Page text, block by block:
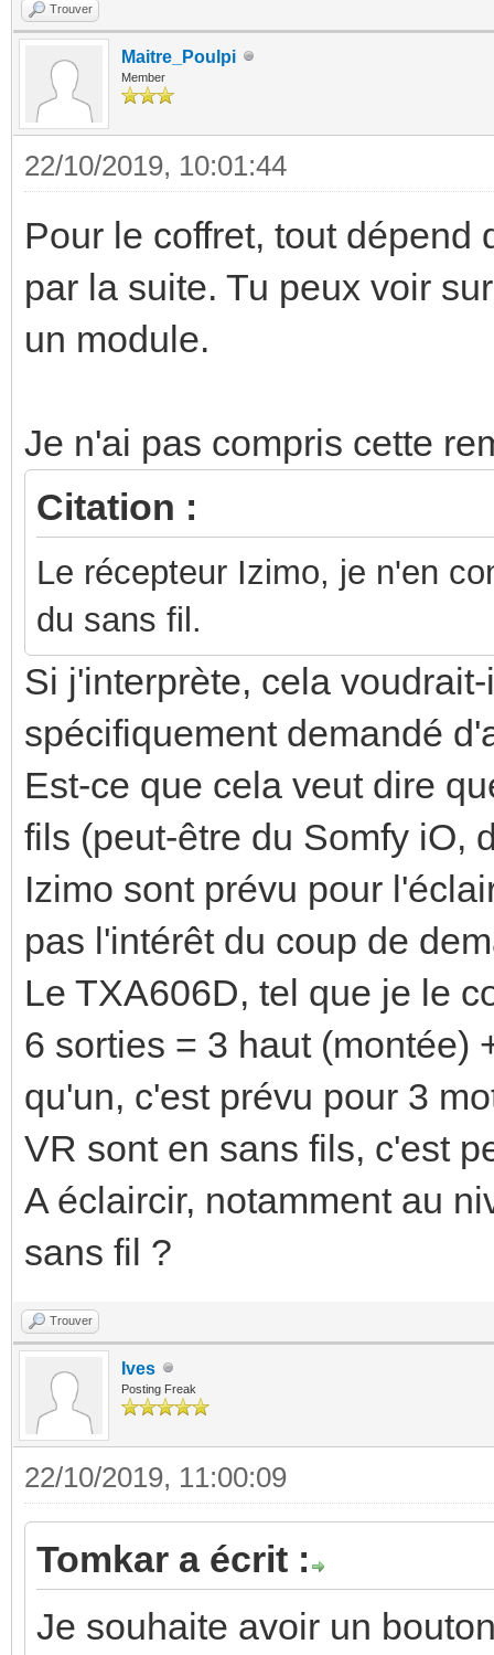
Trouver
Maitre_Poulpi
Member
22/10/2019, 10:01:44
Pour le coffret, tout dépend
par la suite. Tu peux voir
un module.
Je n'ai pas compris cette
Citation :
Le récepteur Izimo, je n'en
du sans fil.
Si j'interprète, cela
spécifiquement demandé
Est-ce que cela veut dire
fils (peut-être du Somfy iO,
Izimo sont prévu pour
pas l'intérêt du coup de
Le TXA606D, tel que je le
6 sorties = 3 haut (montée)
qu'un, c'est prévu pour 3
VR sont en sans fils, c'est
A éclaircir, notamment au
sans fil ?
Trouver
Ives
Posting Freak
22/10/2019, 11:00:09
Tomkar a écrit :
Je souhaite avoir un